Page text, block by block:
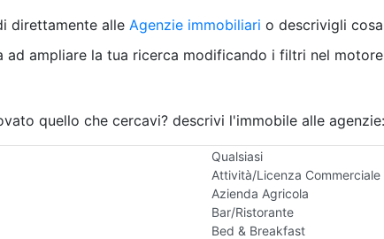
Rustico/Casale
Camera d'Albergo
Box/Garage
Qualsiasi
Attività/Licenza Commerciale
Azienda Agricola
Bar/Ristorante
Bed & Breakfast
direttamente alle Agenzie immobiliari o descrivigli
ad ampliare la tua ricerca modificando i filtri nel
quello che cercavi? descrivi l'immobile alle agenzie: